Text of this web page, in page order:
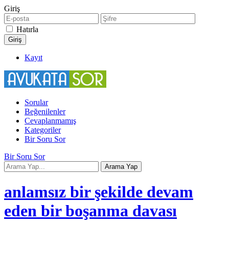
Giriş
Hatırla
Kayıt
Sorular
Beğenilenler
Cevaplanmamış
Kategoriler
Bir Soru Sor
Bir Soru Sor
anlamsız bir şekilde devam
eden bir boşanma davası